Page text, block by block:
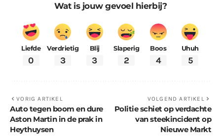
Wat is jouw gevoel hierbij?
Liefde
0
Verdrietig
3
Blij
3
Slaperig
2
Boos
4
Uhuh
5
VORIG ARTIKEL
Auto tegen boom en dure
Aston Martin in de prak in
Heythuysen
VOLGEND ARTIKEL
Politie schiet op verdachte
van steekincident op
Nieuwe Markt